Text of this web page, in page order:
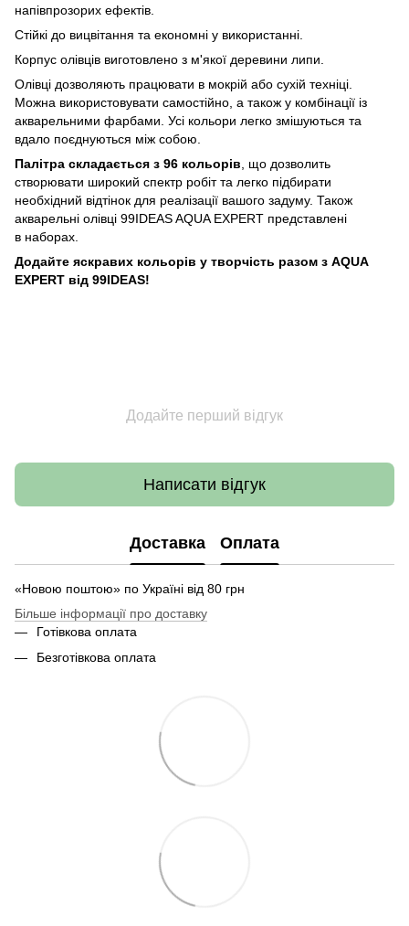
напівпрозорих ефектів.
Стійкі до вицвітання та економні у використанні.
Корпус олівців виготовлено з м'якої деревини липи.
Олівці дозволяють працювати в мокрій або сухій техніці.
Можна використовувати самостійно, а також у комбінації із
акварельними фарбами. Усі кольори легко змішуються та
вдало поєднуються між собою.
Палітра складається з 96 кольорів , що дозволить
створювати широкий спектр робіт та легко підбирати
необхідний відтінок для реалізації вашого задуму. Також
акварельні олівці 99IDEAS AQUA EXPERT представлені
в наборах.
Додайте яскравих кольорів у творчість разом з AQUA
EXPERT від 99IDEAS!
Додайте перший відгук
Написати відгук
Доставка Оплата
«Новою поштою» по Україні від 80 грн
Більше інформації про доставку
Готівкова оплата
Безготівкова оплата